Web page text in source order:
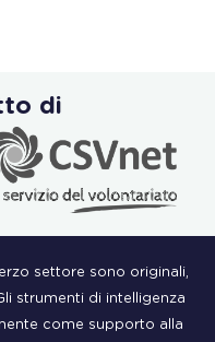
di
settore sono originali,
strumenti di intelligenza
come supporto alla